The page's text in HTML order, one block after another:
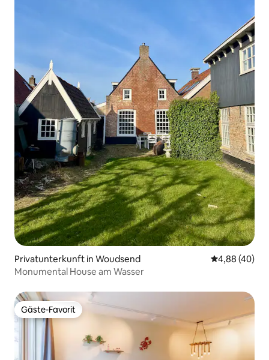
Privatunterkunft in Woudsend
4,88 (40)
Monumental House am Wasser
Gäste-Favorit
Gäste-Favorit